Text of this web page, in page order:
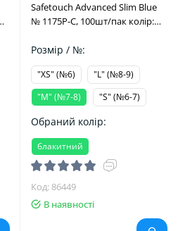
Safetouсh Advanced Slim Blue
№ 1175P-C, 100шт/пак колір:
(Medicom/Медіком)
Розмір / №:
"XS" (№6)
"L" (№8-9)
"M" (№7-8)
"S" (№6-7)
Обраний колір:
блакитний
Код: 86449
В наявності